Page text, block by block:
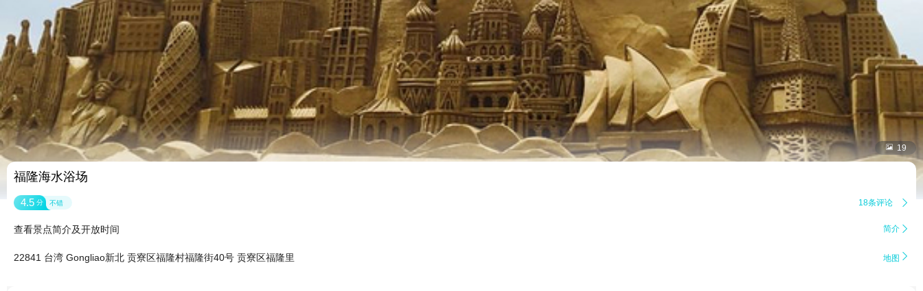
 19
福隆海水浴场
4.5 分 不错 18条评论 
查看景点简介及开放时间 简介 
22841 台湾 Gongliao新北 贡寮区福隆村福隆街40号 贡寮区福隆里 地图 